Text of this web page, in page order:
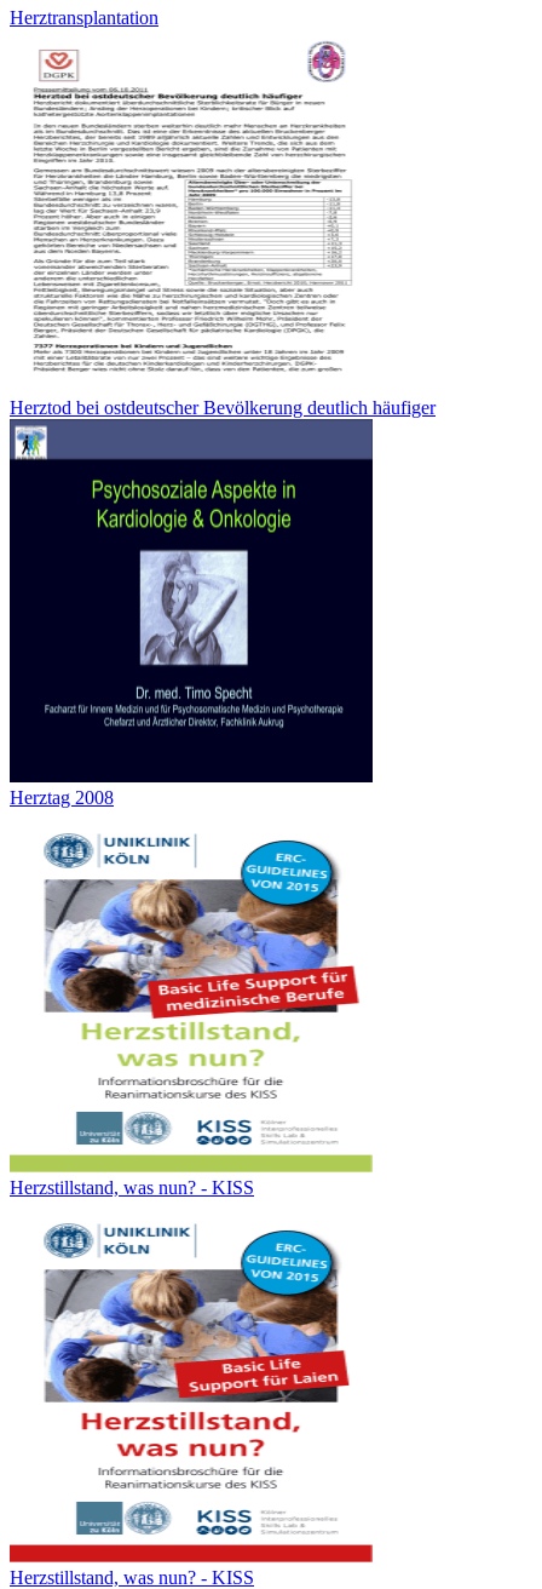
Herztransplantation
Herztod bei ostdeutscher Bevölkerung deutlich häufiger
Herztag 2008
Herzstillstand, was nun? - KISS
Herzstillstand, was nun? - KISS